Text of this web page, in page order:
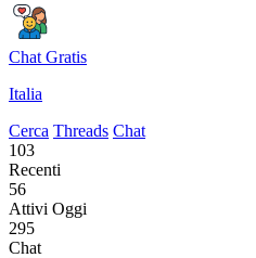
Chat Gratis
Italia
Cerca Threads Chat
103
Recenti
56
Attivi Oggi
295
Chat